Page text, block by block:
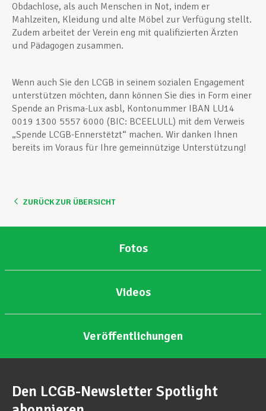
Obdachlose, als auch Menschen in Not, indem er
Mahlzeiten, Kleidung und alte Möbel zur Verfügung stellt.
Zudem arbeitet der Verein eng mit qualifizierten Ärzten
und Pädagogen zusammen.
Wenn auch Sie den LCGB in seinem sozialen Engagement
unterstützen möchten, dann können Sie dies in Form einer
Spende an Prisma-Lux asbl, Kontonummer IBAN LU14
0019 1300 5557 6000 (BIC: BCEELULL) mit dem Verweis
„Spende LCGB-Ennerstëtzt“ machen. Wir danken Ihnen
bereits im Voraus für Ihre gemeinnützige Unterstützung!
ZURÜCK ZUR ÜBERSICHT
Fotos
Videos
Veröffentlichungen
Den LCGB-Newsletter Spotlight